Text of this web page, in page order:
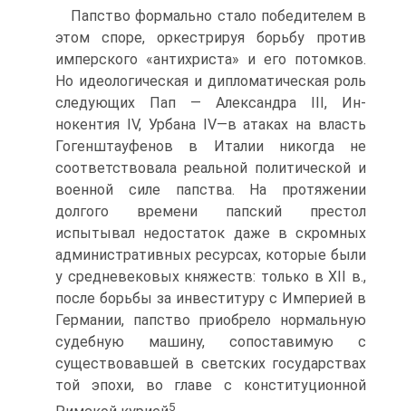
Папство формально стало победителем в
этом споре, оркестрируя борьбу против
имперского «антихриста» и его потомков.
Но идеологи­ческая и дипломатическая роль
следующих Пап — Александра III, Ин­
нокентия IV, Урбана IV—в атаках на власть
Гогенштауфенов в Италии никогда не
соответствовала реальной политической и
военной силе папства. На протяжении
долгого времени папский престол
испытывал недостаток даже в скромных
административных ресурсах, которые были
у средневековых княжеств: только в XII в.,
после борьбы за инвеституру с Империей в
Германии, папство приобрело нормальную
судебную ма­шину, сопоставимую с
существовавшей в светских государствах
той эпо­хи, во главе с конституционной
5